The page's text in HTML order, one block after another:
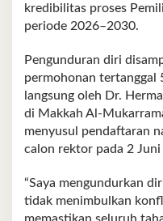
kredibilitas proses
periode 2026–2030.
Pengunduran diri
permohonan tertanggal
langsung oleh Dr.
di Makkah Al-
menyusul pendaftaran
calon rektor pada 2 Juni
“Saya mengundurkan
tidak menimbulkan
memastikan seluruh